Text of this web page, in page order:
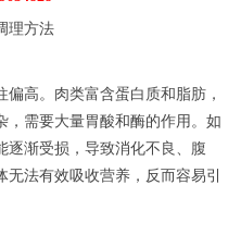
理方法
高。肉类富含蛋白质和脂肪，
，需要大量胃酸和酶的作用。如
逐渐受损，导致消化不良、腹
法有效吸收营养，反而容易引